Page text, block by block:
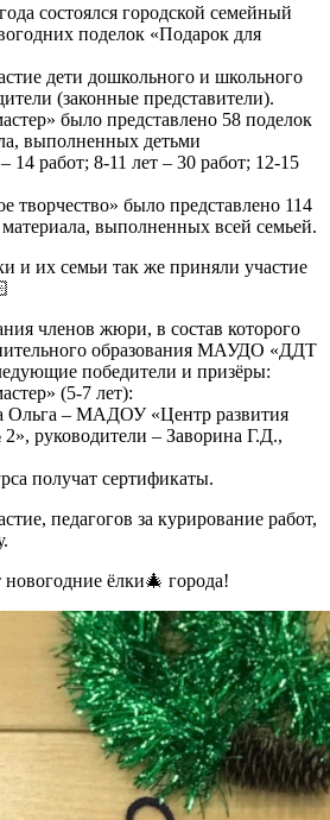
состоялся городской семейный
поделок «Подарок для
дети дошкольного и школьного
(законные представители).
было представлено 58 поделок
выполненных детьми
14 работ; 8-11 лет – 30 работ; 12-15
было представлено 114
выполненных всей семьей.
и их семьи так же приняли участие
членов жюри, в состав которого
образования МАУДО «ДДТ
победители и призёры:
(5-7 лет):
Ольга – МАДОУ «Центр развития
руководители – Заворина Г.Д.,
получат сертификаты.
педагогов за курирование работ,
ёлки🎄 города!